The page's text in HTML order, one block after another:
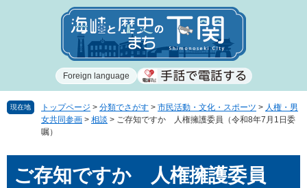
で
ば
Foreign language
現在地 トップページ > 分類でさがす > 市民活動・文化・スポーツ > 人権・男
女共同参画 > 相談 > ご存知ですか 人権擁護委員（令和8年7月1日委
嘱）
ご存知ですか 人権擁護委員